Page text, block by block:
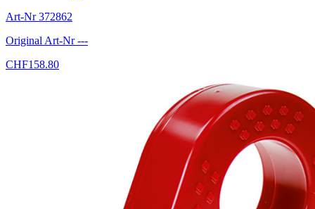
Art-Nr372862
Original Art-Nr---
CHF158.80